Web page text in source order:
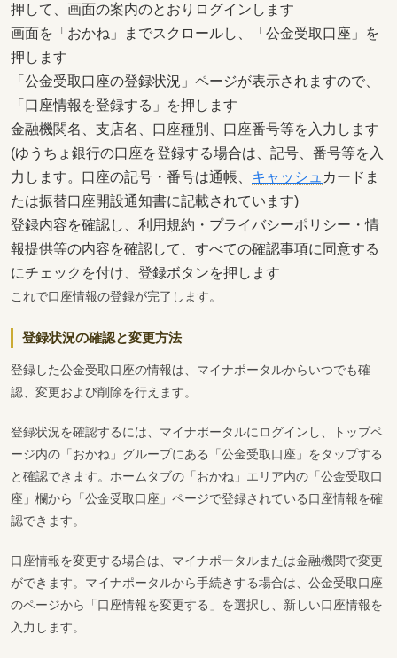
押して、画面の案内のとおりログインします
画面を「おかね」までスクロールし、「公金受取口座」を
押します
「公金受取口座の登録状況」ページが表示されますので、
「口座情報を登録する」を押します
金融機関名、支店名、口座種別、口座番号等を入力します
(ゆうちょ銀行の口座を登録する場合は、記号、番号等を入
力します。口座の記号・番号は通帳、 キャッシュ カードま
たは振替口座開設通知書に記載されています)
登録内容を確認し、利用規約・プライバシーポリシー・情
報提供等の内容を確認して、すべての確認事項に同意する
にチェックを付け、登録ボタンを押します
これで口座情報の登録が完了します。
登録状況の確認と変更方法
登録した公金受取口座の情報は、マイナポータルからいつでも確
認、変更および削除を行えます。
登録状況を確認するには、マイナポータルにログインし、トップペ
ージ内の「おかね」グループにある「公金受取口座」をタップする
と確認できます。ホームタブの「おかね」エリア内の「公金受取口
座」欄から「公金受取口座」ページで登録されている口座情報を確
認できます。
口座情報を変更する場合は、マイナポータルまたは金融機関で変更
ができます。マイナポータルから手続きする場合は、公金受取口座
のページから「口座情報を変更する」を選択し、新しい口座情報を
入力します。